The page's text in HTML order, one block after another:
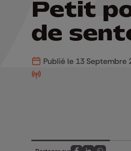
Petit
de
Publié le 13 Septembre